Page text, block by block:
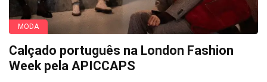
MODA
Calçado português na London Fashion
Week pela APICCAPS